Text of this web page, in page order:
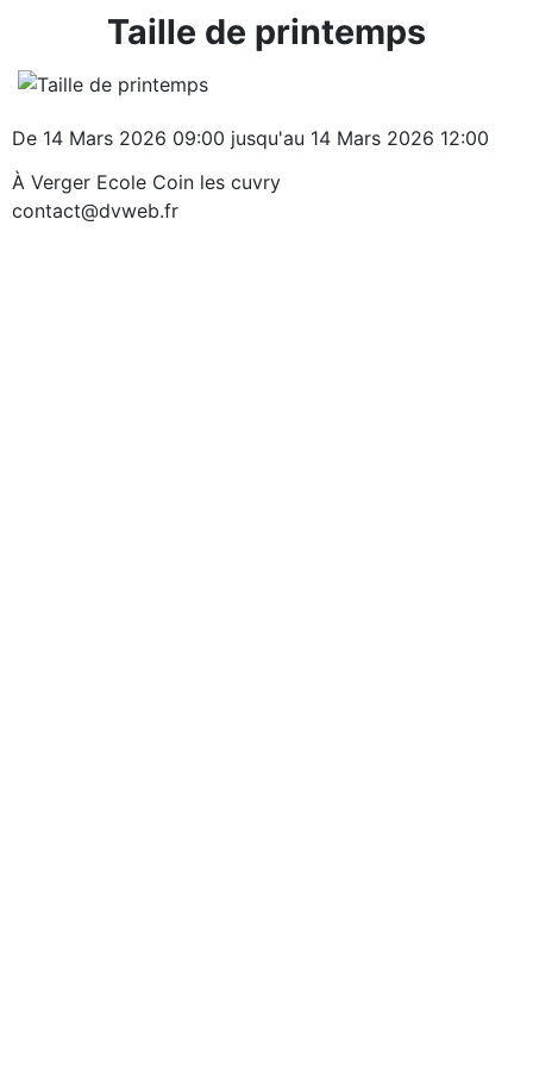
Taille de printemps
De 14 Mars 2026 09:00 jusqu'au 14 Mars 2026 12:00
À Verger Ecole Coin les cuvry
contact@dvweb.fr